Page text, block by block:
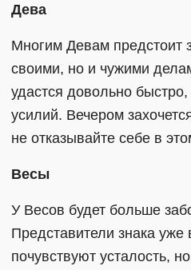
Дева
Многим Девам предстоит
своими, но и чужими
удастся довольно
усилий. Вечером
не отказывайте себе в
Весы
У Весов будет больше
Представители знака уже
почувствуют усталость,